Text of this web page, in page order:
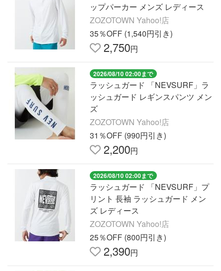
ップパーカー メンズ レディース
ZOZOTOWN Yahoo!店
35％OFF (1,540円引き)
2,750円
2026/08/10 02:00まで
ラッシュガード 「NEVSURF」ラ
ッシュガード レギンスパンツ メン
ズ
ZOZOTOWN Yahoo!店
31％OFF (990円引き)
2,200円
2026/08/10 02:00まで
ラッシュガード 「NEVSURF」プ
リント 長袖 ラッシュガード メン
ズ レディース
ZOZOTOWN Yahoo!店
25％OFF (800円引き)
2,390円